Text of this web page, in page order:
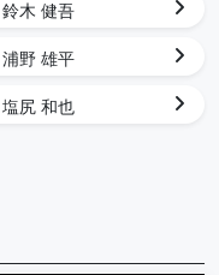
鈴木 健吾
浦野 雄平
塩尻 和也